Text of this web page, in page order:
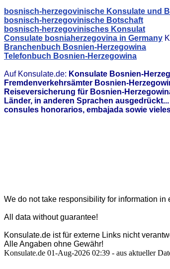
bosnisch-herzegovinische Konsulate und
bosnisch-herzegovinische Botschaft
bosnisch-herzegovinisches Konsulat
Consulate bosniaherzegovina in Germany
Branchenbuch Bosnien-Herzegowina
Telefonbuch Bosnien-Herzegowina
Auf Konsulate.de: Konsulate Bosnien-
Fremdenverkehrsämter Bosnien-
Reiseversicherung für Bosnien-
Länder, in anderen Sprachen
consules honorarios, embajada sowie
We do not take responsibility for information in
All data without guarantee!
Konsulate.de ist für externe Links nicht
Alle Angaben ohne Gewähr!
Konsulate.de 01-Aug-2026 02:39 - aus aktueller